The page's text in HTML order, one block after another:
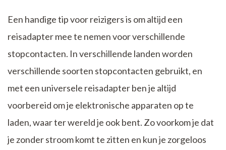
Een handige tip voor reizigers is om altijd een
reisadapter mee te nemen voor verschillende
stopcontacten. In verschillende landen worden
verschillende soorten stopcontacten gebruikt, en
met een universele reisadapter ben je altijd
voorbereid om je elektronische apparaten op te
laden, waar ter wereld je ook bent. Zo voorkom je dat
je zonder stroom komt te zitten en kun je zorgeloos